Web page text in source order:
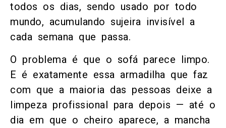
todos os dias, sendo usado por todo
mundo, acumulando sujeira invisível a
cada semana que passa.
O problema é que o sofá parece limpo.
E é exatamente essa armadilha que faz
com que a maioria das pessoas deixe a
limpeza profissional para depois — até o
dia em que o cheiro aparece, a mancha